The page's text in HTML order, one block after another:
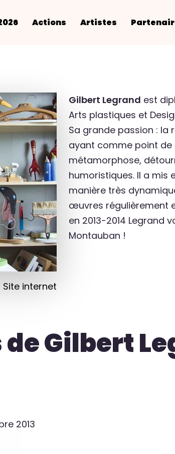
Actions Artistes
Site internet
Gilbert Legrand est
Arts plastiques et
Sa grande passion : la
ayant comme point de
métamorphose,
humoristiques. Il a mis
manière très
œuvres régulièrement
en 2013-2014 Legrand
Montauban !
Gilbert
2013